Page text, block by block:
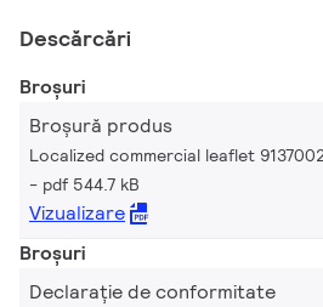
Descărcări
Broșuri
Broșură produs
Localized commercial leaflet
pdf 544.7 kB
Vizualizare
Broșuri
Declarație de conformitate